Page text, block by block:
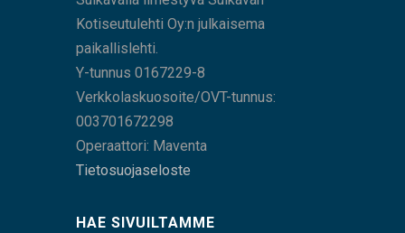
Kotiseutulehti Oy:n julkaisema
paikallislehti.
Y-tunnus 0167229-8
Verkkolaskuosoite/OVT-tunnus:
003701672298
Operaattori: Maventa
Tietosuojaseloste
HAE SIVUILTAMME